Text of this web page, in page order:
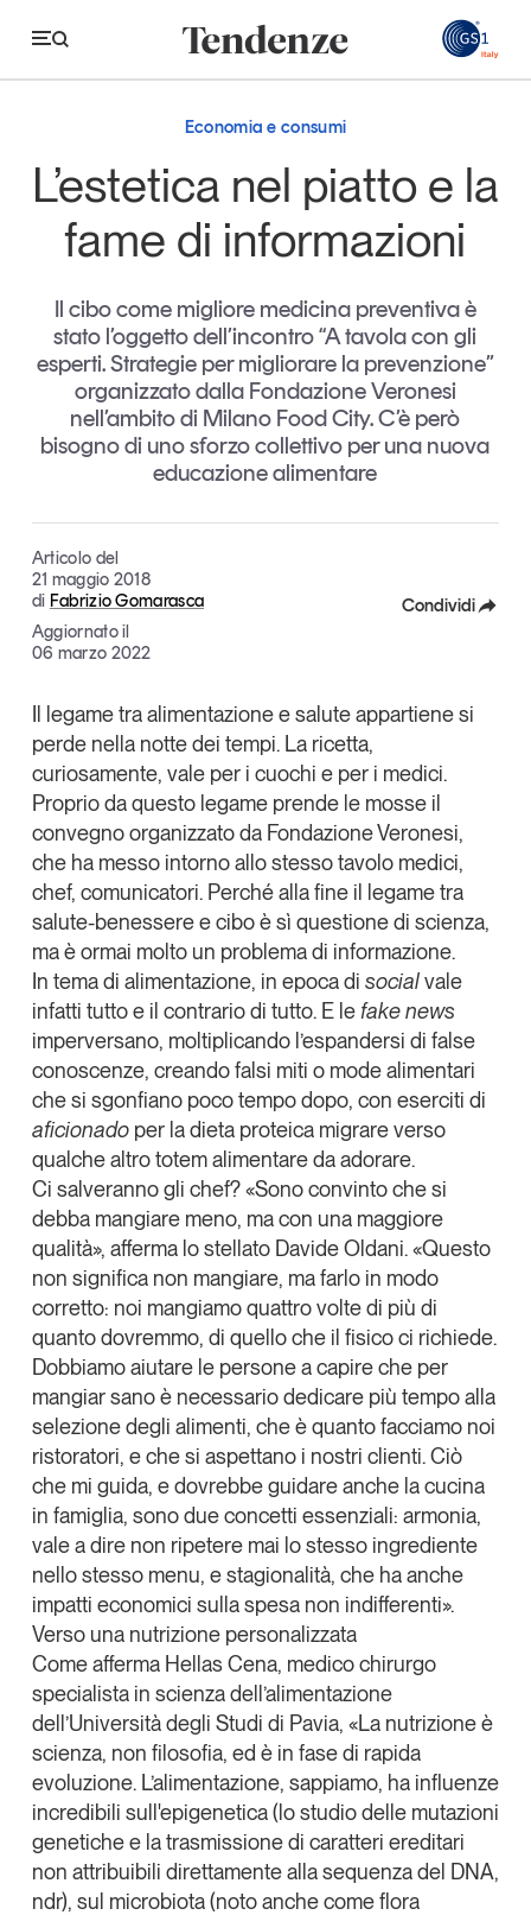
Tendenze
Economia e consumi
Logistica
Retail e brand
Sostenibilità
Grandi temi
Magazine
Articoli
Opinioni
Dossier
Il Numero
Comunicati stampa
Video
Podcast
Studi e ricerche
Eventi e formazione
Tutti gli appuntamenti
Chi siamo
Newsletter
Contatti
Tendenze Journal
La nostra newsletter nella tua email
Iscriviti
Un anno di
Tendenze2026
Leggi il magazine
Tendenze è il magazine di GS1 Italy che racconta in
modo indipendente il cambiamento e le sfide del largo
consumo e dell’economia a professionisti e
consumatori
GS1 Italy GS1 Italy GS1 Italy
Tendenze
Economia e consumi
L’estetica nel piatto e la
fame di informazioni
Il cibo come migliore medicina preventiva è
stato l’oggetto dell’incontro “A tavola con gli
esperti. Strategie per migliorare la prevenzione”
organizzato dalla Fondazione Veronesi
nell’ambito di Milano Food City. C’è però
bisogno di uno sforzo collettivo per una nuova
educazione alimentare
Articolo del
21 maggio 2018
di Fabrizio Gomarasca
Aggiornato il
06 marzo 2022
Condividi
Linkedin
Il legame tra alimentazione e salute appartiene si
perde nella notte dei tempi. La ricetta,
curiosamente, vale per i cuochi e per i medici.
Proprio da questo legame prende le mosse il
convegno organizzato da Fondazione Veronesi,
che ha messo intorno allo stesso tavolo medici,
chef, comunicatori. Perché alla fine il legame tra
salute-benessere e cibo è sì questione di scienza,
ma è ormai molto un problema di informazione.
In tema di alimentazione, in epoca di socialvale
infatti tutto e il contrario di tutto. E le fake news
imperversano, moltiplicando l’espandersi di false
conoscenze, creando falsi miti o mode alimentari
che si sgonfiano poco tempo dopo, con eserciti di
aficionadoper la dieta proteica migrare verso
qualche altro totem alimentare da adorare.
Ci salveranno gli chef?«Sono convinto che si
debba mangiare meno, ma con una maggiore
qualità», afferma lo stellato Davide Oldani. «Questo
non significa non mangiare, ma farlo in modo
corretto: noi mangiamo quattro volte di più di
quanto dovremmo, di quello che il fisico ci richiede.
Dobbiamo aiutare le persone a capire che per
mangiar sano è necessario dedicare più tempo alla
selezione degli alimenti, che è quanto facciamo noi
ristoratori, e che si aspettano i nostri clienti. Ciò
che mi guida, e dovrebbe guidare anche la cucina
in famiglia, sono due concetti essenziali: armonia,
vale a dire non ripetere mai lo stesso ingrediente
nello stesso menu, e stagionalità, che ha anche
impatti economici sulla spesa non indifferenti».
Verso una nutrizione personalizzata
Come afferma Hellas Cena, medico chirurgo
specialista in scienza dell’alimentazione
dell’Università degli Studi di Pavia, «La nutrizione è
scienza, non filosofia, ed è in fase di rapida
evoluzione. L’alimentazione, sappiamo, ha influenze
incredibili sull'epigenetica(lo studio delle mutazioni
genetiche e la trasmissione di caratteri ereditari
non attribuibili direttamente alla sequenza del DNA,
ndr), sul microbiota (noto anche come flora